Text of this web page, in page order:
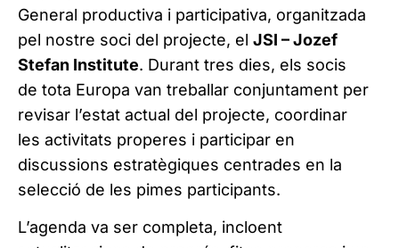
General productiva i participativa, organitzada
pel nostre soci del projecte, el JSI – Jozef
Stefan Institute. Durant tres dies, els socis
de tota Europa van treballar conjuntament per
revisar l’estat actual del projecte, coordinar
les activitats properes i participar en
discussions estratègiques centrades en la
selecció de les pimes participants.
L’agenda va ser completa, incloent